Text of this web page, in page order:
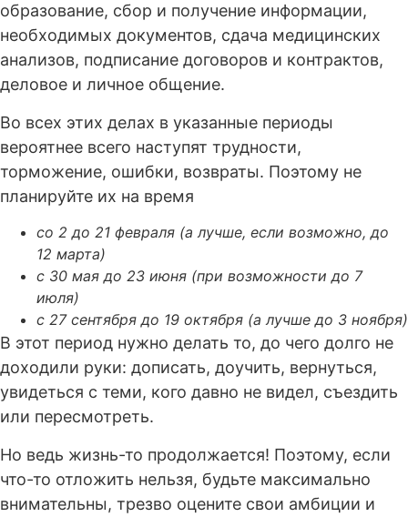
образование, сбор и получение информации,
необходимых документов, сдача медицинских
анализов, подписание договоров и контрактов,
деловое и личное общение.
Во всех этих делах в указанные периоды
вероятнее всего наступят трудности,
торможение, ошибки, возвраты. Поэтому не
планируйте их на время
со 2 до 21 февраля (а лучше, если возможно, до
12 марта)
с 30 мая до 23 июня (при возможности до 7
июля)
с 27 сентября до 19 октября (а лучше до 3 ноября)
В этот период нужно делать то, до чего долго не
доходили руки: дописать, доучить, вернуться,
увидеться с теми, кого давно не видел, съездить
или пересмотреть.
Но ведь жизнь-то продолжается! Поэтому, если
что-то отложить нельзя, будьте максимально
внимательны, трезво оцените свои амбиции и